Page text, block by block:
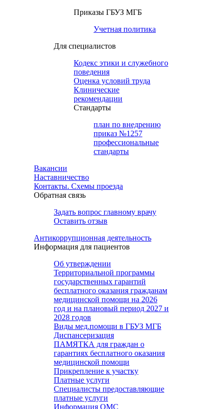
Приказы ГБУЗ МГБ
Учетная политика
Для специалистов
Кодекс этики и служебного
поведения
Оценка условий труда
Клинические
рекомендации
Cтандарты
план по внедрению
приказ №1257
профессиональные
стандарты
Вакансии
Наставничество
Контакты. Схемы проезда
Обратная связь
Задать вопрос главному врачу
Оставить отзыв
Антикоррупционная деятельность
Информация для пациентов
Об утверждении
Территориальной программы
государственных гарантий
бесплатного оказания гражданам
медицинской помощи на 2026
год и на плановый период 2027 и
2028 годов
Виды мед.помощи в ГБУЗ МГБ
Диспансеризация
ПАМЯТКА для граждан о
гарантиях бесплатного оказания
медицинской помощи
Прикрепление к участку
Платные услуги
Специалисты предоставляющие
платные услуги
Информация ОМС